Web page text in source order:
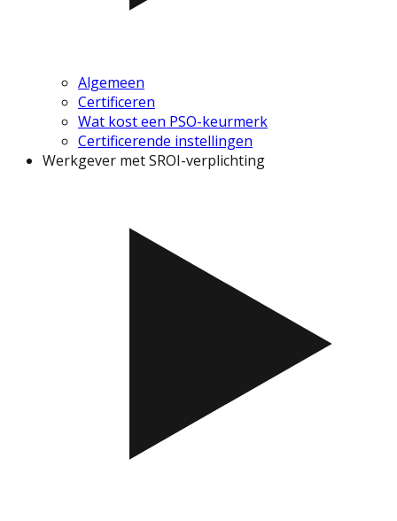
Algemeen
Certificeren
Wat kost een PSO-keurmerk
Certificerende instellingen
Werkgever met SROI-verplichting